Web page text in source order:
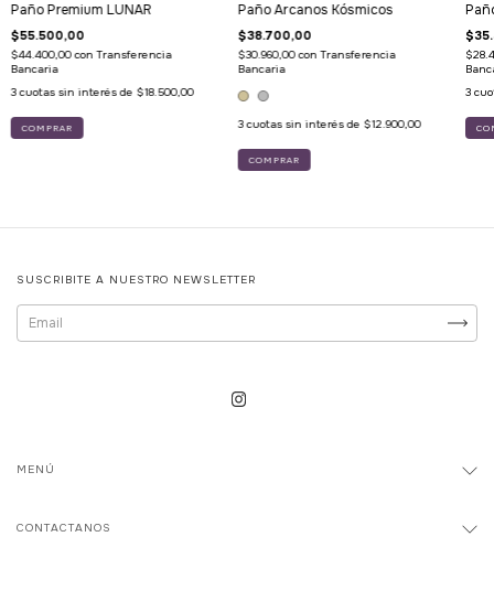
Paño Premium LUNAR
$55.500,00
$44.400,00con Transferencia
Bancaria
3 cuotas sin interés de $18.500,00
Paño Arcanos Kósmicos
$38.700,00
$30.960,00con Transferencia
Bancaria
3 cuotas sin interés de $12.900,00
COMPRAR
3
SUSCRIBITE A NUESTRO NEWSLETTER
MENÚ
CONTACTANOS